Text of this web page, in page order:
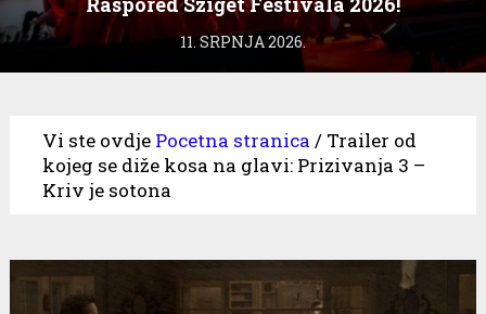
11. SRPNJA 2026.
Vi ste ovdje Pocetna stranica / Trailer od
kojeg se diže kosa na glavi: Prizivanja 3 –
Kriv je sotona